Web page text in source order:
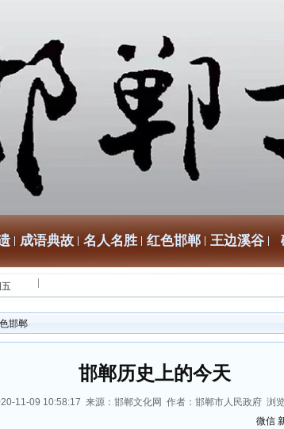
成语典故 名人名胜 红色邯郸 王边溪谷
邯郸
邯郸历史上的今天
11-09 10:58:17 来源：邯郸文化网 作者：邯郸市人民政府 浏览
微信